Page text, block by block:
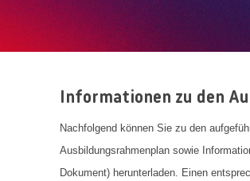
Informationen zu den
Nachfolgend können Sie zu den
Ausbildungsrahmenplan sowie
Dokument) herunterladen. Einen